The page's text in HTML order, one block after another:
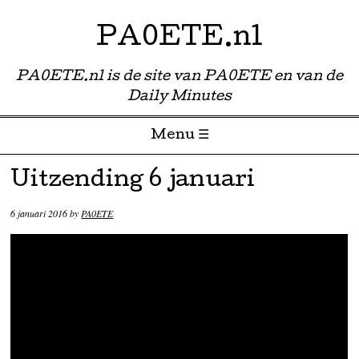
PA0ETE.nl
PA0ETE.nl is de site van PA0ETE en van de
Daily Minutes
Menu ☰
Skip to content
Uitzending 6 januari
6 januari 2016byPA0ETE